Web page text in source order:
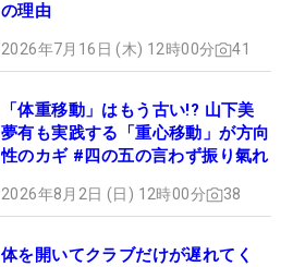
の理由
2026年7月16日 (木) 12時00分 41
「体重移動」はもう古い!? 山下美
夢有も実践する「重心移動」が方向
性のカギ #四の五の言わず振り氣れ
2026年8月2日 (日) 12時00分 38
体を開いてクラブだけが遅れてく